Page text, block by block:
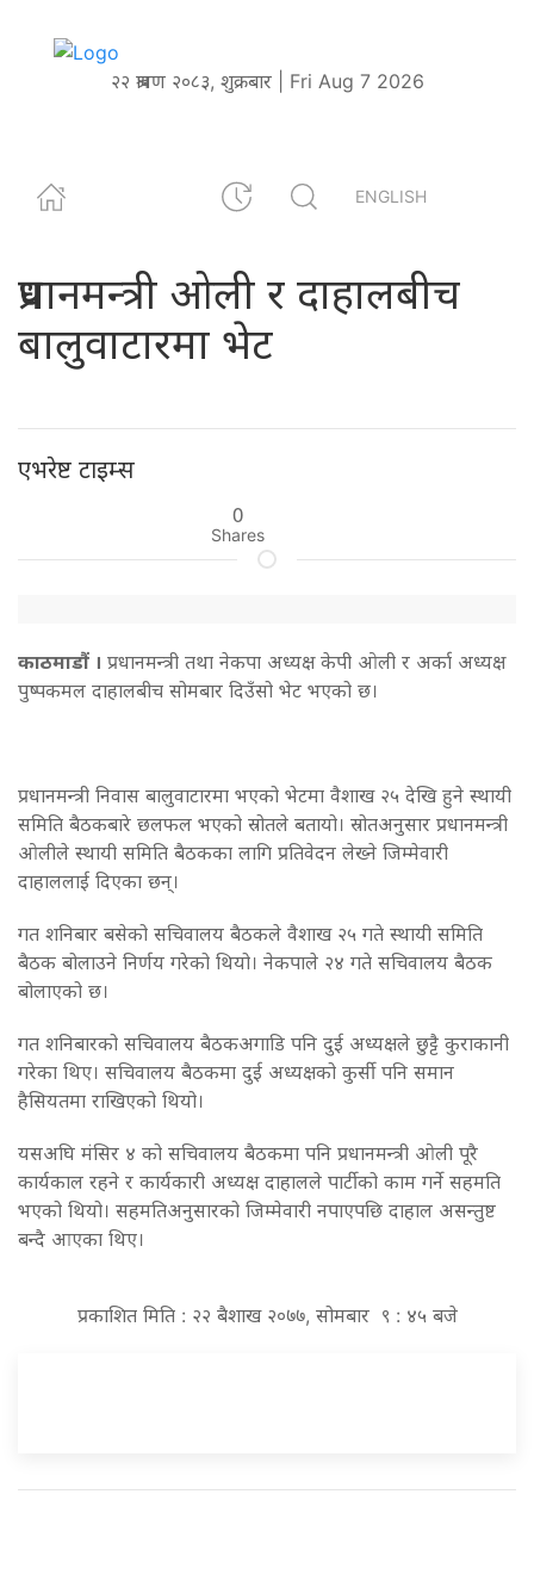
२२ श्रावण २०८३, शुक्रबार | Fri Aug 7 2026
ENGLISH
प्रधानमन्त्री ओली र दाहालबीच
बालुवाटारमा भेट
एभरेष्ट टाइम्स
0
Shares
काठमाडाैं । प्रधानमन्त्री तथा नेकपा अध्यक्ष केपी ओली र अर्का अध्यक्ष
पुष्पकमल दाहालबीच सोमबार दिउँसो भेट भएको छ।
प्रधानमन्त्री निवास बालुवाटारमा भएको भेटमा वैशाख २५ देखि हुने स्थायी
समिति बैठकबारे छलफल भएको स्रोतले बतायो। स्रोतअनुसार प्रधानमन्त्री
ओलीले स्थायी समिति बैठकका लागि प्रतिवेदन लेख्ने जिम्मेवारी
दाहाललाई दिएका छन्।
गत शनिबार बसेको सचिवालय बैठकले वैशाख २५ गते स्थायी समिति
बैठक बोलाउने निर्णय गरेको थियो। नेकपाले २४ गते सचिवालय बैठक
बोलाएको छ।
गत शनिबारको सचिवालय बैठकअगाडि पनि दुई अध्यक्षले छुट्टै कुराकानी
गरेका थिए। सचिवालय बैठकमा दुई अध्यक्षको कुर्सी पनि समान
हैसियतमा राखिएको थियो।
यसअघि मंसिर ४ को सचिवालय बैठकमा पनि प्रधानमन्त्री ओली पूरै
कार्यकाल रहने र कार्यकारी अध्यक्ष दाहालले पार्टीको काम गर्ने सहमति
भएको थियो। सहमतिअनुसारको जिम्मेवारी नपाएपछि दाहाल असन्तुष्ट
बन्दै आएका थिए।
प्रकाशित मिति : २२ बैशाख २०७७, सोमबार ९ : ४५ बजे